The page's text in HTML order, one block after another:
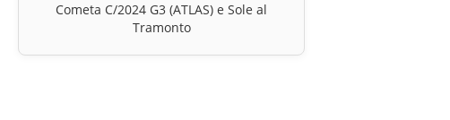
Cometa C/2024 G3 (ATLAS) e Sole al
Tramonto